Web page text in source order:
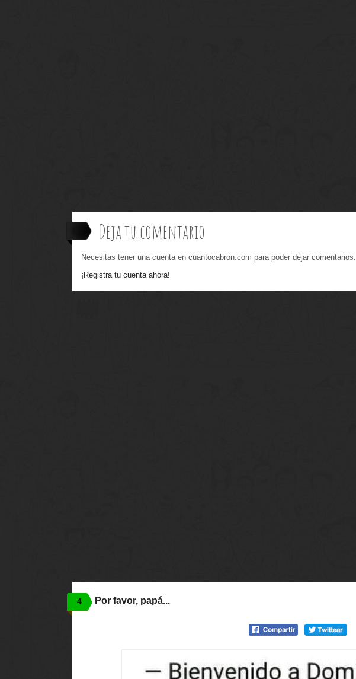
Deja tu comentario
Necesitas tener una cuenta en cuantocabron.com para poder dejar comentarios.
¡Registra tu cuenta ahora!
4 Por favor, papá...